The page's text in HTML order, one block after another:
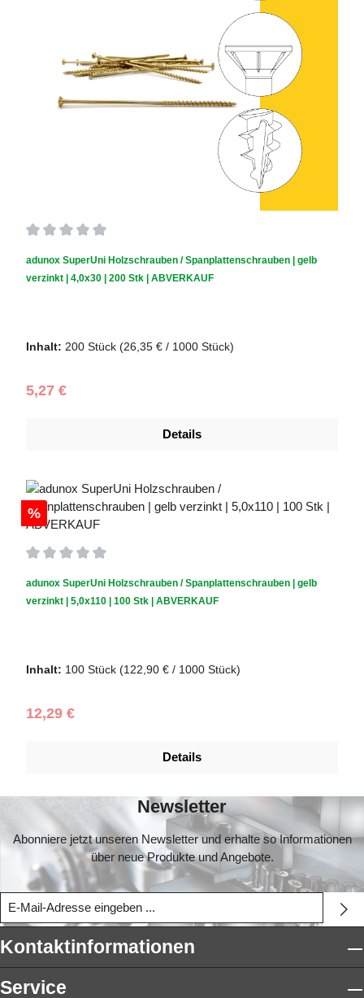
adunox SuperUni Holzschrauben / Spanplattenschrauben | gelb
verzinkt | 4,0x30 | 200 Stk | ABVERKAUF
Inhalt: 200 Stück (26,35 € / 1000 Stück)
Regulärer Preis:
5,27 €
Details
%
adunox SuperUni Holzschrauben / Spanplattenschrauben | gelb
verzinkt | 5,0x110 | 100 Stk | ABVERKAUF
Inhalt: 100 Stück (122,90 € / 1000 Stück)
Regulärer Preis:
12,29 €
Details
Newsletter
Abonniere jetzt unseren Newsletter und erhalte so Informationen
über neue Produkte und Angebote.
Kontaktinformationen
Service